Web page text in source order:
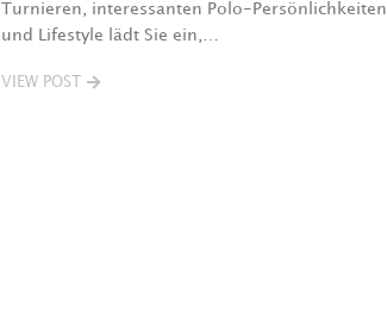
Turnieren, interessanten Polo-Persönlichkeiten
und Lifestyle lädt Sie ein,…
VIEW POST